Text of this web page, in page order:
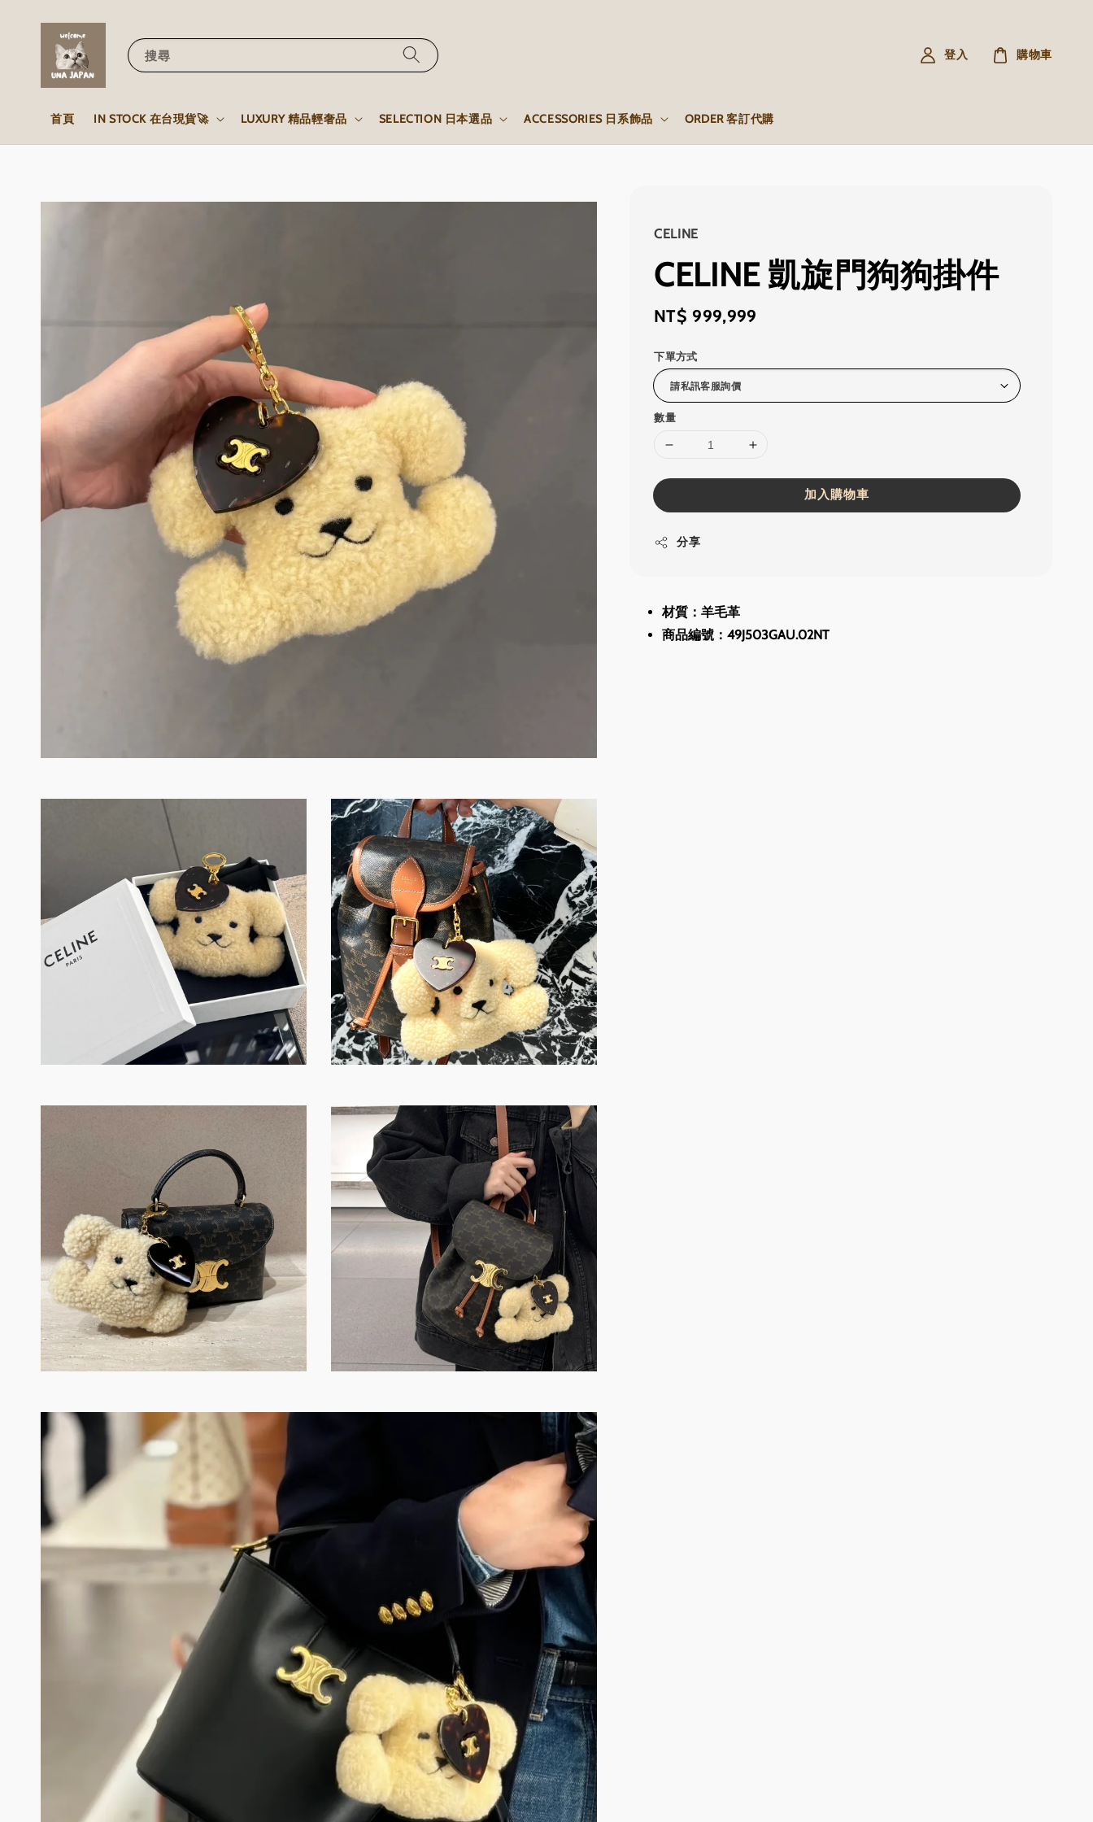
搜尋
首頁 IN STOCK 在台現貨🚀 LUXURY 精品輕奢品 SELECTION 日本選品 ACCESSORIES 日系飾品 ORDER 客訂代購
登入 購物車
CELINE
CELINE 凱旋門狗狗掛件
Regular
NT$ 999,999
下單方式
數量
加入購物車
分享
材質：羊毛革
商品編號：49J503GAU.02NT